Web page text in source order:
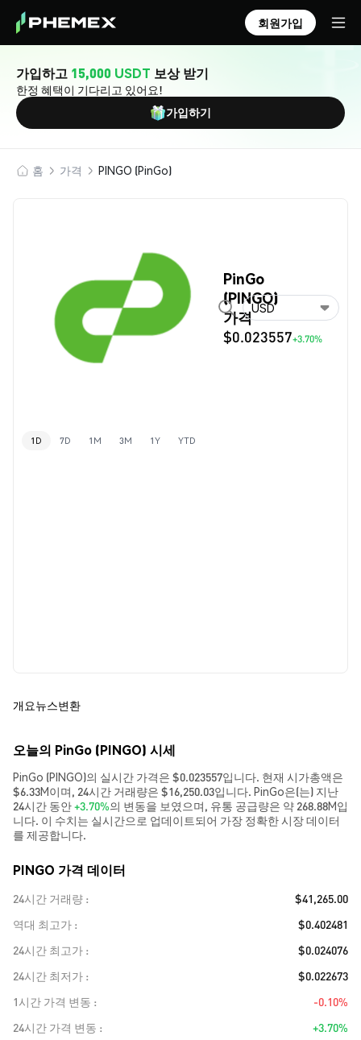
회원가입
가입하고 15,000 USDT 보상 받기
한정 혜택이 기다리고 있어요!
가입하기
홈 가격 PINGO (PinGo)
PinGo
(PINGO)
가격
$0.023557+3.70%
USD
1D 7D 1M 3M 1Y YTD
개요뉴스변환
오늘의 PinGo (PINGO) 시세
PinGo (PINGO)의 실시간 가격은 $0.023557입니다. 현재 시가총액은
$6.33M이며, 24시간 거래량은 $16,250.03입니다. PinGo은(는) 지난
24시간 동안+3.70%의 변동을 보였으며, 유통 공급량은 약 268.88M입
니다. 이 수치는 실시간으로 업데이트되어 가장 정확한 시장 데이터
를 제공합니다.
PINGO 가격 데이터
24시간 거래량
$41,265.00
역대 최고가
$0.402481
24시간 최고가
$0.024076
24시간 최저가
$0.022673
1시간 가격 변동
-0.10%
24시간 가격 변동
+3.70%